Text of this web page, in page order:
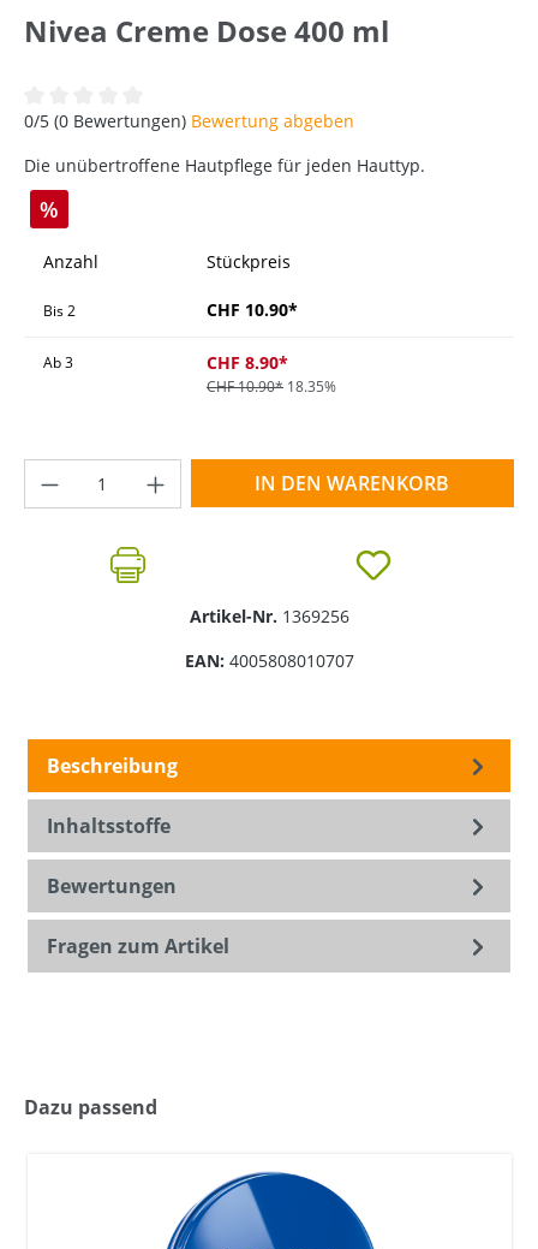
Nivea Creme Dose 400 ml
Durchschnittliche Bewertung von 0 von 5 Sternen
0/5 (0 Bewertungen) Bewertung abgeben
Die unübertroffene Hautpflege für jeden Hauttyp.
%
Anzahl Stückpreis
Bis2 CHF 10.90*
Ab3 CHF 8.90*
CHF 10.90* 18.35%
Produkt Anzahl: Gib den gewünschten
IN DEN WARENKORB
Artikel-Nr. 1369256
EAN: 4005808010707
Beschreibung
Inhaltsstoffe
Bewertungen
Fragen zum Artikel
Dazu passend